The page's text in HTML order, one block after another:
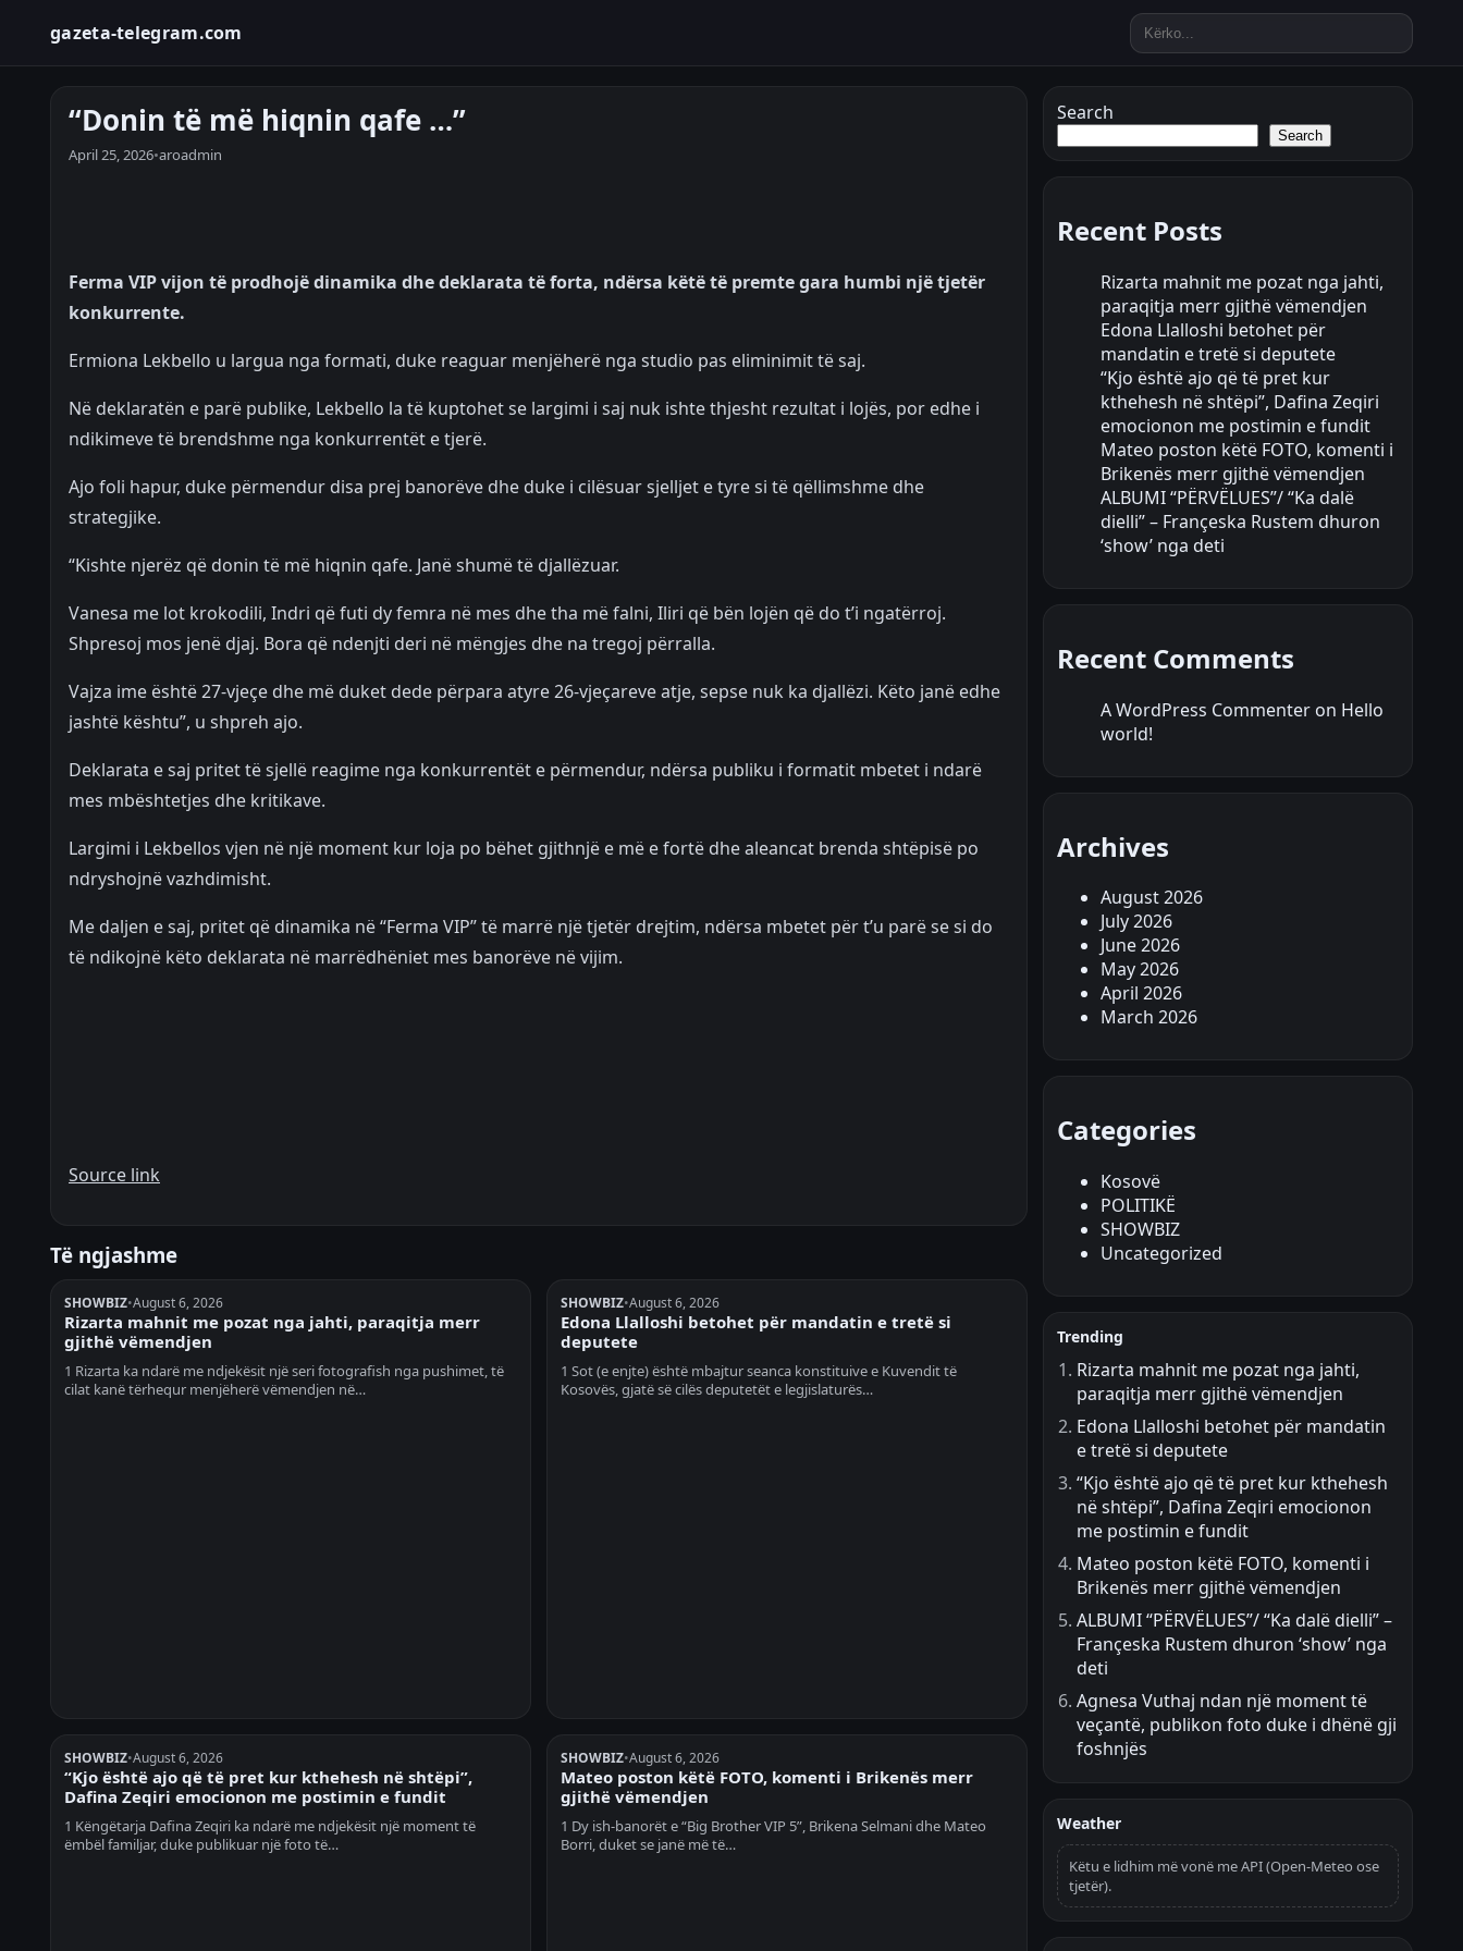
gazeta-telegram.com
“Donin të më hiqnin qafe …”
April 25, 2026•aroadmin
Ferma VIP vijon të prodhojë dinamika dhe deklarata të forta, ndërsa këtë të premte gara humbi një tjetër
konkurrente.
Ermiona Lekbello u largua nga formati, duke reaguar menjëherë nga studio pas eliminimit të saj.
Në deklaratën e parë publike, Lekbello la të kuptohet se largimi i saj nuk ishte thjesht rezultat i lojës, por edhe i
ndikimeve të brendshme nga konkurrentët e tjerë.
Ajo foli hapur, duke përmendur disa prej banorëve dhe duke i cilësuar sjelljet e tyre si të qëllimshme dhe
strategjike.
“Kishte njerëz që donin të më hiqnin qafe. Janë shumë të djallëzuar.
Vanesa me lot krokodili, Indri që futi dy femra në mes dhe tha më falni, Iliri që bën lojën që do t’i ngatërroj.
Shpresoj mos jenë djaj. Bora që ndenjti deri në mëngjes dhe na tregoj përralla.
Vajza ime është 27-vjeçe dhe më duket dede përpara atyre 26-vjeçareve atje, sepse nuk ka djallëzi. Këto janë edhe
jashtë kështu”, u shpreh ajo.
Deklarata e saj pritet të sjellë reagime nga konkurrentët e përmendur, ndërsa publiku i formatit mbetet i ndarë
mes mbështetjes dhe kritikave.
Largimi i Lekbellos vjen në një moment kur loja po bëhet gjithnjë e më e fortë dhe aleancat brenda shtëpisë po
ndryshojnë vazhdimisht.
Me daljen e saj, pritet që dinamika në “Ferma VIP” të marrë një tjetër drejtim, ndërsa mbetet për t’u parë se si do
të ndikojnë këto deklarata në marrëdhëniet mes banorëve në vijim.
Source link
Të ngjashme
SHOWBIZ•August 6, 2026
Rizarta mahnit me pozat nga jahti, paraqitja merr
gjithë vëmendjen
1 Rizarta ka ndarë me ndjekësit një seri fotografish nga pushimet, të
cilat kanë tërhequr menjëherë vëmendjen në…
SHOWBIZ•August 6, 2026
Edona Llalloshi betohet për mandatin e tretë si
deputete
1 Sot (e enjte) është mbajtur seanca konstituive e Kuvendit të
Kosovës, gjatë së cilës deputetët e legjislaturës…
SHOWBIZ•August 6, 2026
“Kjo është ajo që të pret kur kthehesh në shtëpi”,
Dafina Zeqiri emocionon me postimin e fundit
1 Këngëtarja Dafina Zeqiri ka ndarë me ndjekësit një moment të
ëmbël familjar, duke publikuar një foto të…
SHOWBIZ•August 6, 2026
Mateo poston këtë FOTO, komenti i Brikenës merr
gjithë vëmendjen
1 Dy ish-banorët e “Big Brother VIP 5”, Brikena Selmani dhe Mateo
Borri, duket se janë më të…
Search
Search
Recent Posts
Rizarta mahnit me pozat nga jahti,
paraqitja merr gjithë vëmendjen
Edona Llalloshi betohet për
mandatin e tretë si deputete
“Kjo është ajo që të pret kur
kthehesh në shtëpi”, Dafina Zeqiri
emocionon me postimin e fundit
Mateo poston këtë FOTO, komenti i
Brikenës merr gjithë vëmendjen
ALBUMI “PËRVËLUES”/ “Ka dalë
dielli” – Françeska Rustem dhuron
‘show’ nga deti
Recent Comments
A WordPress Commenter on Hello
world!
Archives
August 2026
July 2026
June 2026
May 2026
April 2026
March 2026
Categories
Kosovë
POLITIKË
SHOWBIZ
Uncategorized
Trending
Rizarta mahnit me pozat nga jahti,
paraqitja merr gjithë vëmendjen
Edona Llalloshi betohet për mandatin
e tretë si deputete
“Kjo është ajo që të pret kur kthehesh
në shtëpi”, Dafina Zeqiri emocionon
me postimin e fundit
Mateo poston këtë FOTO, komenti i
Brikenës merr gjithë vëmendjen
ALBUMI “PËRVËLUES”/ “Ka dalë dielli” –
Françeska Rustem dhuron ‘show’ nga
deti
Agnesa Vuthaj ndan një moment të
veçantë, publikon foto duke i dhënë gji
foshnjës
Weather
Këtu e lidhim më vonë me API (Open-Meteo ose
tjetër).